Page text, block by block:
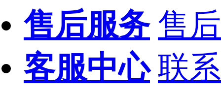
售后服务 售
客服中心 联